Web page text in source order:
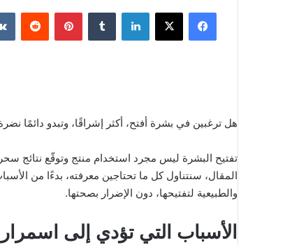
ع
س
ل
ا
ل
ك
ت
فيسبوك لينكدإن بينتيريست
هل ترغبين في بشرة أفتح، أكثر إشراقًا، وتبدو دائمًا
تفتيح البشرة ليس مجرد استخدام منتج وتوقّع نتائج
المقال، سنتناول كل ما تحتاجين معرفته، بدءًا من
والطبيعية لتفتيحها، دون الإضرار بصحتها.
الأسباب التي تؤدي إلى